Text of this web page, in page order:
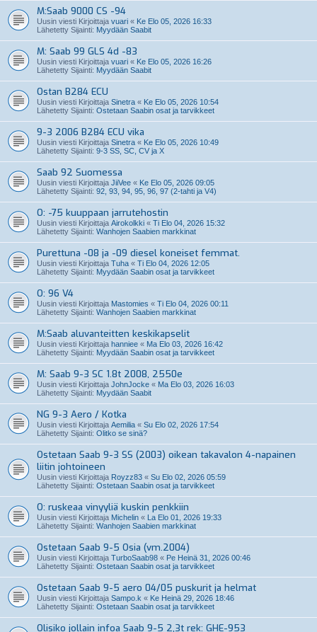
M:Saab 9000 CS -94
Uusin viesti Kirjoittaja vuari « Ke Elo 05, 2026 16:33
Lähetetty Sijainti: Myydään Saabit
M: Saab 99 GLS 4d -83
Uusin viesti Kirjoittaja vuari « Ke Elo 05, 2026 16:26
Lähetetty Sijainti: Myydään Saabit
Ostan B284 ECU
Uusin viesti Kirjoittaja Sinetra « Ke Elo 05, 2026 10:54
Lähetetty Sijainti: Ostetaan Saabin osat ja tarvikkeet
9-3 2006 B284 ECU vika
Uusin viesti Kirjoittaja Sinetra « Ke Elo 05, 2026 10:49
Lähetetty Sijainti: 9-3 SS, SC, CV ja X
Saab 92 Suomessa
Uusin viesti Kirjoittaja JiiVee « Ke Elo 05, 2026 09:05
Lähetetty Sijainti: 92, 93, 94, 95, 96, 97 (2-tahti ja V4)
O: -75 kuuppaan jarrutehostin
Uusin viesti Kirjoittaja Airokolkki « Ti Elo 04, 2026 15:32
Lähetetty Sijainti: Wanhojen Saabien markkinat
Purettuna -08 ja -09 diesel koneiset femmat.
Uusin viesti Kirjoittaja Tuha « Ti Elo 04, 2026 12:05
Lähetetty Sijainti: Myydään Saabin osat ja tarvikkeet
O: 96 V4
Uusin viesti Kirjoittaja Mastomies « Ti Elo 04, 2026 00:11
Lähetetty Sijainti: Wanhojen Saabien markkinat
M:Saab aluvanteitten keskikapselit
Uusin viesti Kirjoittaja hanniee « Ma Elo 03, 2026 16:42
Lähetetty Sijainti: Myydään Saabin osat ja tarvikkeet
M: Saab 9-3 SC 1.8t 2008, 2550e
Uusin viesti Kirjoittaja JohnJocke « Ma Elo 03, 2026 16:03
Lähetetty Sijainti: Myydään Saabit
NG 9-3 Aero / Kotka
Uusin viesti Kirjoittaja Aemilia « Su Elo 02, 2026 17:54
Lähetetty Sijainti: Olitko se sinä?
Ostetaan Saab 9-3 SS (2003) oikean takavalon 4-napainen
liitin johtoineen
Uusin viesti Kirjoittaja Royzz83 « Su Elo 02, 2026 05:59
Lähetetty Sijainti: Ostetaan Saabin osat ja tarvikkeet
O: ruskeaa vinyyliä kuskin penkkiin
Uusin viesti Kirjoittaja Michelin « La Elo 01, 2026 19:33
Lähetetty Sijainti: Wanhojen Saabien markkinat
Ostetaan Saab 9-5 Osia (vm.2004)
Uusin viesti Kirjoittaja TurboSaab98 « Pe Heinä 31, 2026 00:46
Lähetetty Sijainti: Ostetaan Saabin osat ja tarvikkeet
Ostetaan Saab 9-5 aero 04/05 puskurit ja helmat
Uusin viesti Kirjoittaja Sampo.k « Ke Heinä 29, 2026 18:46
Lähetetty Sijainti: Ostetaan Saabin osat ja tarvikkeet
Olisiko jollain infoa Saab 9-5 2,3t rek: GHE-953